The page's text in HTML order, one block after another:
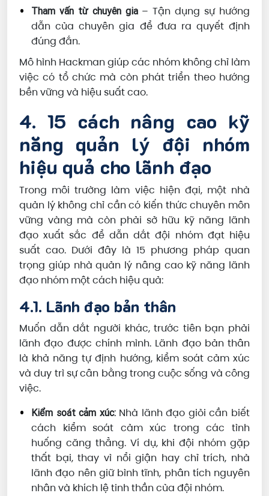
Tham vấn từ chuyên gia– Tận dụng sự hướng
dẫn của chuyên gia để đưa ra quyết định
đúng đắn.
Mô hình Hackman giúp các nhóm không chỉ làm
việc có tổ chức mà còn phát triển theo hướng
bền vững và hiệu suất cao.
4. 15 cách nâng cao kỹ
năng quản lý đội nhóm
hiệu quả cho lãnh đạo
Trong môi trường làm việc hiện đại, một nhà
quản lý không chỉ cần có kiến thức chuyên môn
vững vàng mà còn phải sở hữu kỹ năng lãnh
đạo xuất sắc để dẫn dắt đội nhóm đạt hiệu
suất cao. Dưới đây là 15 phương pháp quan
trọng giúp nhà quản lý nâng cao kỹ năng lãnh
đạo nhóm một cách hiệu quả:
4.1. Lãnh đạo bản thân
Muốn dẫn dắt người khác, trước tiên bạn phải
lãnh đạo được chính mình. Lãnh đạo bản thân
là khả năng tự định hướng, kiểm soát cảm xúc
và duy trì sự cân bằng trong cuộc sống và công
việc.
Kiểm soát cảm xúc:Nhà lãnh đạo giỏi cần biết
cách kiểm soát cảm xúc trong các tình
huống căng thẳng. Ví dụ, khi đội nhóm gặp
thất bại, thay vì nổi giận hay chỉ trích, nhà
lãnh đạo nên giữ bình tĩnh, phân tích nguyên
nhân và khích lệ tinh thần của đội nhóm.